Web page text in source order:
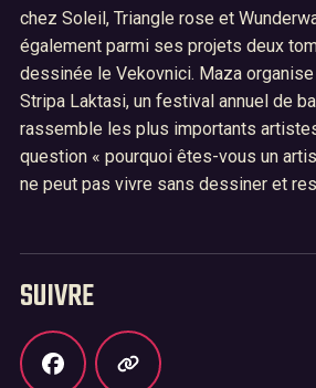
chez Soleil, Triangle rose et
également parmi ses projets deux
dessinée le Vekovnici. Maza
Stripa Laktasi, un festival annuel de
rassemble les plus importants
question « pourquoi êtes-vous un
ne peut pas vivre sans dessiner et
SUIVRE